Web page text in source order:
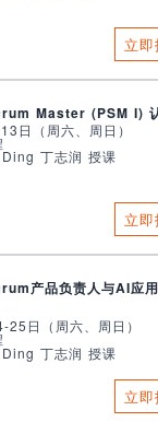
立即
Master (PSM I)
日（周六、周日）
丁志润 授课
立即
产品负责人与AI应
25日（周六、周日）
丁志润 授课
立即